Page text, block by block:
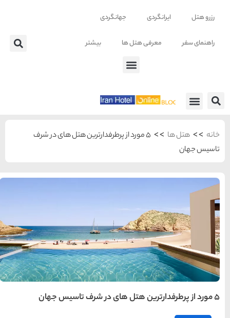
هتل های در شرف
تهران
رزرو
هتل
های
تهران
راهنمای
سفر به